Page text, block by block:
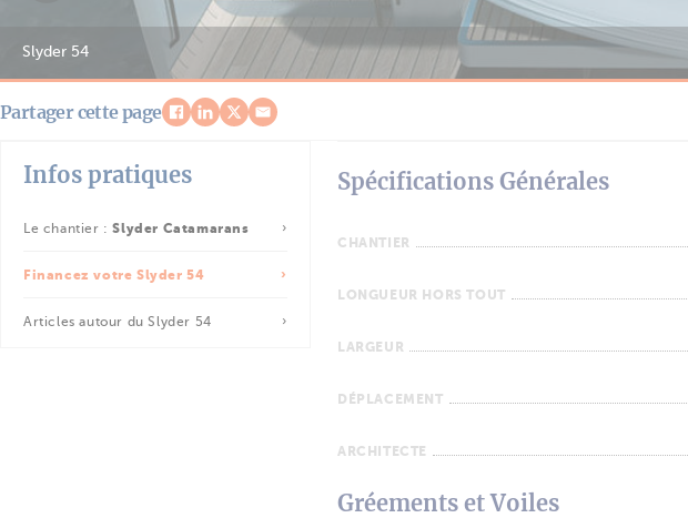
Slyder 54
Partager cette page
Infos pratiques
Le chantier :Slyder Catamarans
Financez votre Slyder 54
Articles autour du Slyder 54
Spécifications Générales
CHANTIER
LONGUEUR HORS TOUT
LARGEUR
DÉPLACEMENT
ARCHITECTE
Gréements et Voiles